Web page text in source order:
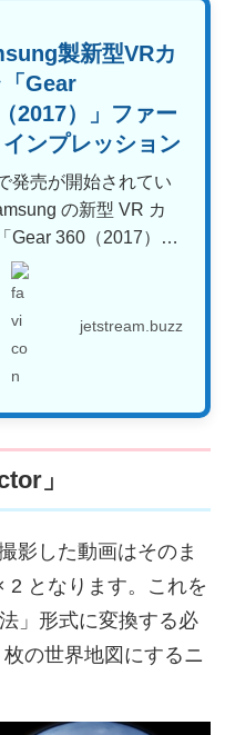
製新型VRカ
「Gear
2017）」ファー
インプレッション
発売が開始されてい
の新型 VR カ
Gear 360（2017）」
jetstream.buzz
」
影した動画はそのま
2 となります。これを
」形式に変換する必
の世界地図にするニ